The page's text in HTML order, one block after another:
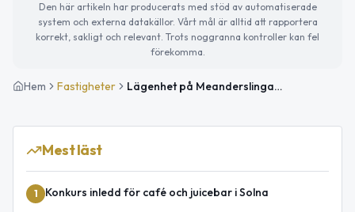
Den här artikeln har producerats med stöd av automatiserade
system och externa datakällor. Vårt mål är alltid att rapportera
korrekt, sakligt och relevant. Trots noggranna kontroller kan fel
förekomma.
Hem Fastigheter Lägenhet på Meanderslingan 36 i Solna såld för 4,6 miljoner kronor
Mest läst
1 Konkurs inledd för café och juicebar i Solna